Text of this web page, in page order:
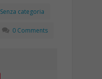
Senza categoria
0 Comments